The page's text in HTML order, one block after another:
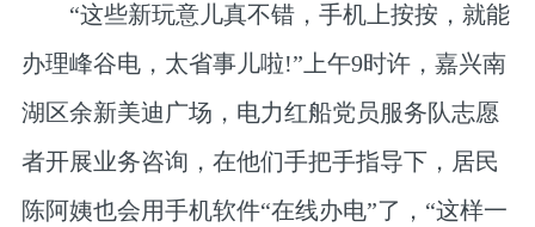
“这些新玩意儿真不错，手机上按按，就能
办理峰谷电，太省事儿啦!”上午9时许，嘉兴南
湖区余新美迪广场，电力红船党员服务队志愿
者开展业务咨询，在他们手把手指导下，居民
陈阿姨也会用手机软件“在线办电”了，“这样一